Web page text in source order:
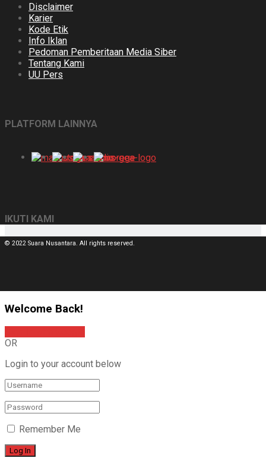
Disclaimer
Karier
Kode Etik
Info Iklan
Pedoman Pemberitaan Media Siber
Tentang Kami
UU Pers
PLATFORM LAINNYA
IKUTI KAMI
© 2022 Suara Nusantara. All rights reserved.
Welcome Back!
OR
Login to your account below
Remember Me